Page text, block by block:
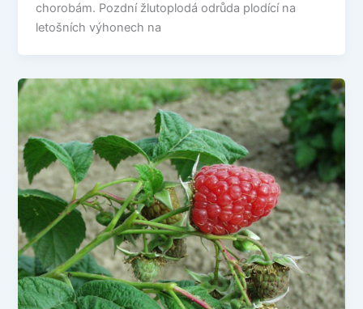
chorobám. Pozdní žlutoplodá odrůda plodící na
letošních výhonech na